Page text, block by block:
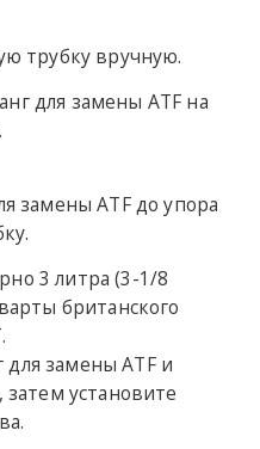
трубку вручную.
для замены ATF на
замены ATF до упора
3 литра (3-1/8
британского
замены ATF и
установите